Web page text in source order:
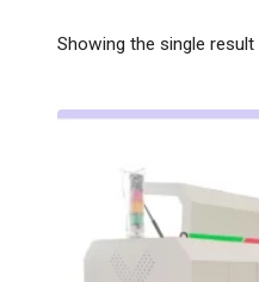
Showing the single result